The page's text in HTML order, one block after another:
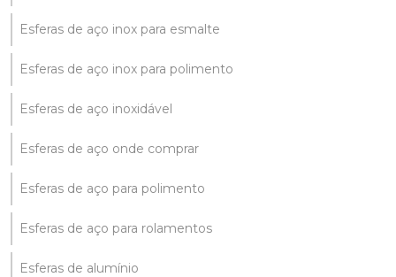
Esferas de aço inox para esmalte
Esferas de aço inox para polimento
Esferas de aço inoxidável
Esferas de aço onde comprar
Esferas de aço para polimento
Esferas de aço para rolamentos
Esferas de alumínio